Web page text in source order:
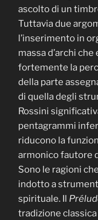
ascolto di un
Tuttavia due
l’inserimento in
massa d’archi
fortemente la
della parte
di quella degli
Rossini
pentagrammi
riducono la
armonico fautore
Sono le ragioni
indotto a
spirituale. Il
tradizione